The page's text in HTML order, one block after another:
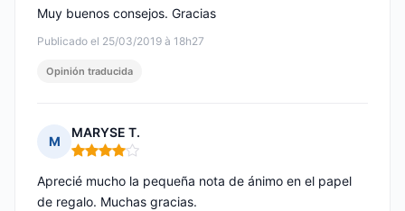
Publicado el 25/03/2019 à 18h27
Muy buenos consejos. Gracias
Opinión traducida
M
MARYSE T.
Nota: 4 de 5
Aprecié mucho la pequeña nota de ánimo en el papel
de regalo. Muchas gracias.